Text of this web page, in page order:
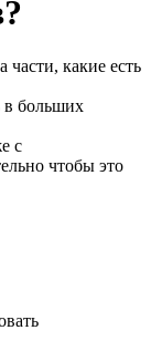
какие есть
в больших
с
чтобы это